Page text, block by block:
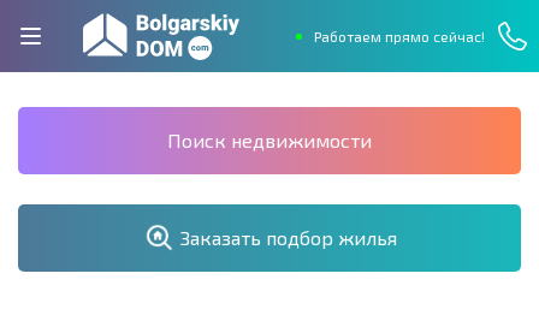
Работаем прямо сейчас!
Поиск недвижимости
Заказать подбор жилья